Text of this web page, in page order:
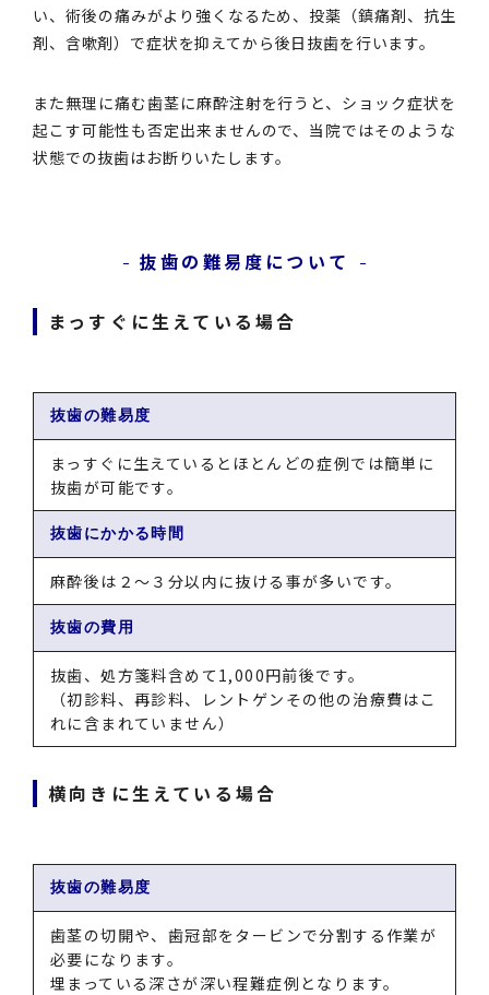
い、術後の痛みがより強くなるため、投薬（鎮痛剤、抗生
剤、含嗽剤）で症状を抑えてから後日抜歯を行います。
また無理に痛む歯茎に麻酔注射を行うと、ショック症状を
起こす可能性も否定出来ませんので、当院ではそのような
状態での抜歯はお断りいたします。
抜歯の難易度について
まっすぐに生えている場合
抜歯の難易度
まっすぐに生えているとほとんどの症例では簡単に
抜歯が可能です。
抜歯にかかる時間
麻酔後は２～３分以内に抜ける事が多いです。
抜歯の費用
抜歯、処方箋料含めて1,000円前後です。
（初診料、再診料、レントゲンその他の治療費はこ
れに含まれていません）
横向きに生えている場合
抜歯の難易度
歯茎の切開や、歯冠部をタービンで分割する作業が
必要になります。
埋まっている深さが深い程難症例となります。